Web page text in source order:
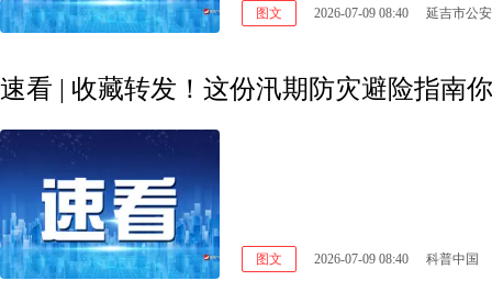
图文 2026-07-09 08:40 延吉市公
速看 | 收藏转发！这份汛期防灾避险指南
图文 2026-07-09 08:40 科普中国